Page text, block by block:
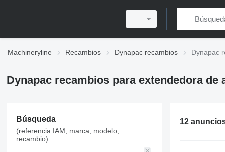
Machineryline Recambios Dynapac recambios Dynapac
Dynapac recambios para extendedora de
Búsqueda
(referencia IAM, marca, modelo,
recambio)
12